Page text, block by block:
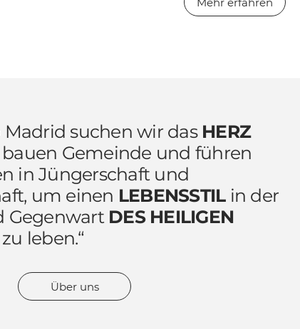
Madrid suchen wir das HERZ
bauen Gemeinde und führen
in Jüngerschaft und
um einen LEBENSSTILin der
Gegenwart DES HEILIGEN
leben.“
Über uns